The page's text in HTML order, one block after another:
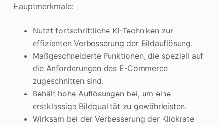
Hauptmerkmale:
Nutzt fortschrittliche KI-Techniken zur
effizienten Verbesserung der Bildauflösung.
Maßgeschneiderte Funktionen, die speziell auf
die Anforderungen des E-Commerce
zugeschnitten sind.
Behält hohe Auflösungen bei, um eine
erstklassige Bildqualität zu gewährleisten.
Wirksam bei der Verbesserung der Klickrate